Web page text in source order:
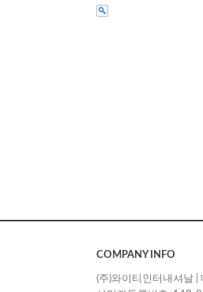
COMPANY INFO
(주)와이티인터내셔날 |